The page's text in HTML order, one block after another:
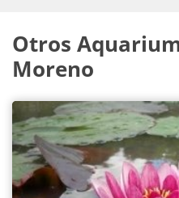
Otros
Moreno